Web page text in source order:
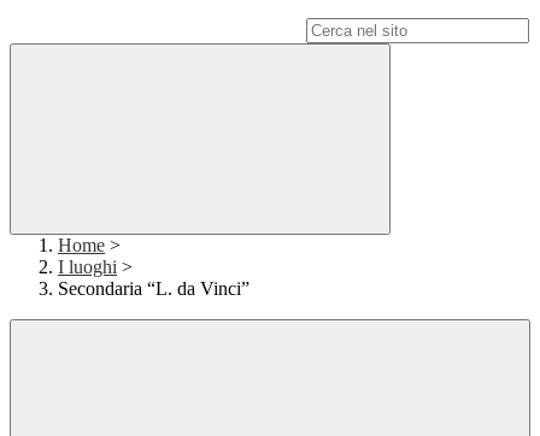
Home >
I luoghi >
Secondaria “L. da Vinci”